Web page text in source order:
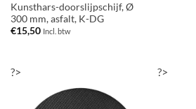
Kunsthars-doorslijpschijf, Ø
300 mm, asfalt, K-DG
€15,50 Incl. btw
?> ?>